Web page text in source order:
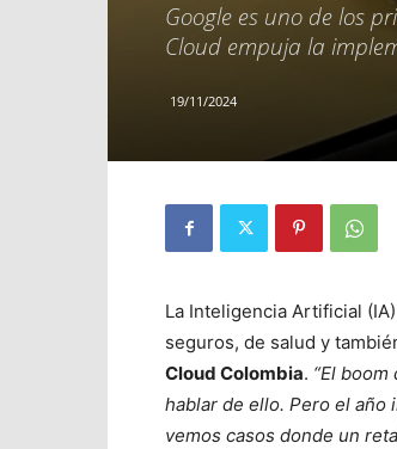
Google es uno de los
Cloud empuja la
19/11/2024
La Inteligencia Artificial
seguros, de salud y
Cloud Colombia. “El
hablar de ello. Pero el año
vemos casos donde un